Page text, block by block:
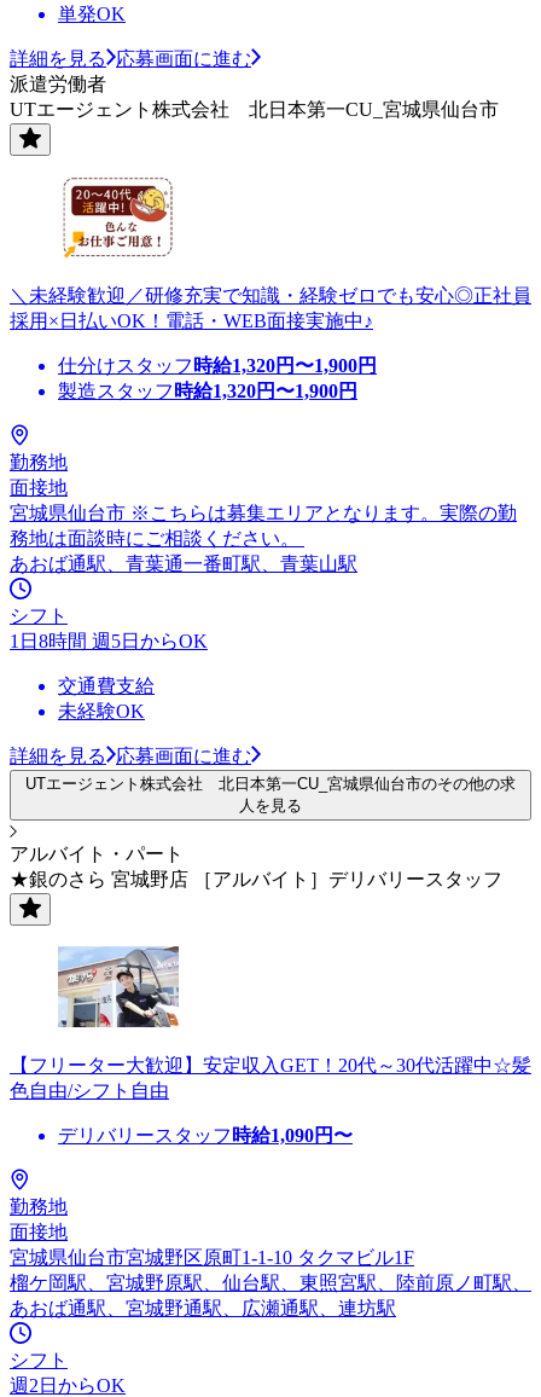
単発OK
詳細を見る
応募画面に進む
派遣労働者
UTエージェント株式会社 北日本第一CU_宮城県仙台市
＼未経験歓迎／研修充実で知識・経験ゼロでも安心◎正社員
採用×日払いOK！電話・WEB面接実施中♪
仕分けスタッフ 時給1,320円〜1,900円
製造スタッフ 時給1,320円〜1,900円
勤務地
面接地
宮城県仙台市 ※こちらは募集エリアとなります。実際の勤
務地は面談時にご相談ください。
あおば通駅、青葉通一番町駅、青葉山駅
シフト
1日8時間 週5日からOK
交通費支給
未経験OK
詳細を見る 応募画面に進む
UTエージェント株式会社 北日本第一CU_宮城県仙台市のその他の求
人を見る
アルバイト・パート
★銀のさら 宮城野店 ［アルバイト］デリバリースタッフ
【フリーター大歓迎】安定収入GET！20代～30代活躍中☆髪
色自由/シフト自由
デリバリースタッフ 時給1,090円〜
勤務地
面接地
宮城県仙台市宮城野区原町1-1-10 タクマビル1F
榴ケ岡駅、宮城野原駅、仙台駅、東照宮駅、陸前原ノ町駅、
あおば通駅、宮城野通駅、広瀬通駅、連坊駅
シフト
週2日からOK